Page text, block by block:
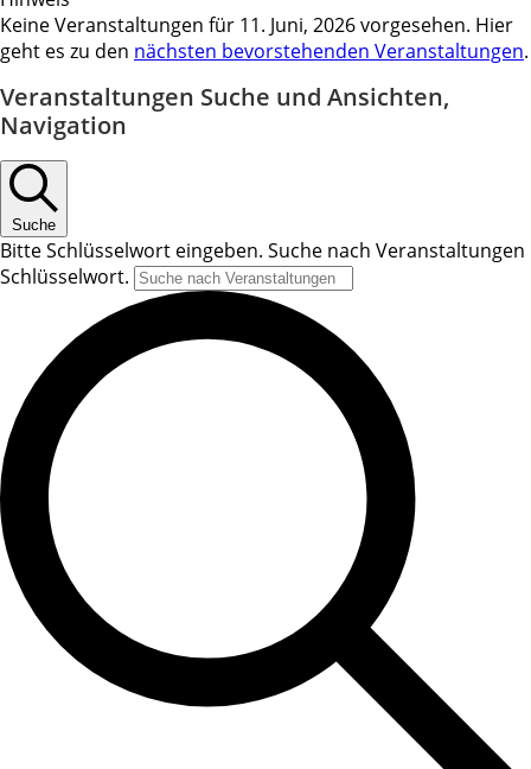
Keine Veranstaltungen für 11. Juni, 2026 vorgesehen. Hier
geht es zu den nächsten bevorstehenden Veranstaltungen.
Veranstaltungen Suche und Ansichten,
Navigation
Suche
Bitte Schlüsselwort eingeben. Suche nach Veranstaltungen
Schlüsselwort.